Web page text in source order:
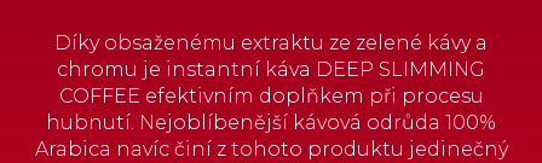
Díky obsaženému extraktu ze zelené kávy a
chromu je instantní káva DEEP SLIMMING
COFFEE efektivním doplňkem při procesu
hubnutí. Nejoblíbenější kávová odrůda 100%
Arabica navíc činí z tohoto produktu jedinečný